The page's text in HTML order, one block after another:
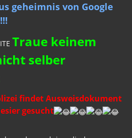
geheimnis von Google
Traue keinem
selber
findet Ausweisdokument
gesucht